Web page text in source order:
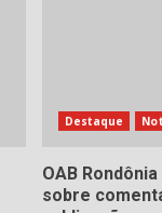
Destaque
OAB
sobre